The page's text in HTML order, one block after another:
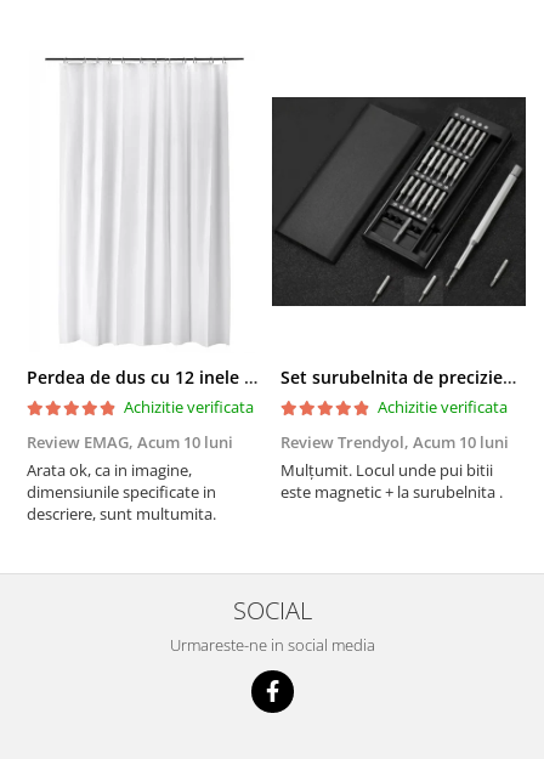
Perdea de dus cu 12 inele plastic incluse, 200x180 cm, alba
Achizitie verificata
Review EMAG, Acum 10 luni
Arata ok, ca in imagine,
dimensiunile specificate in
descriere, sunt multumita.
Set surubelnita de precizie cu 24 de capete, cutie glisanta
Achizitie verificata
Review Trendyol, Acum 10 luni
Mulțumit. Locul unde pui bitii
este magnetic + la surubelnita .
SOCIAL
Urmareste-ne in social media